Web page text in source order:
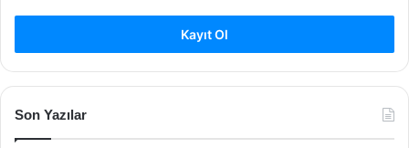
Kayıt Ol
Son Yazılar